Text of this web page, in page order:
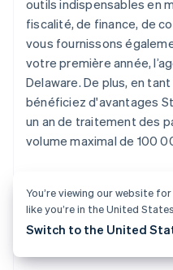
outils indispensables en
fiscalité, de finance, de
vous fournissons
votre première année,
Delaware. De plus, en
bénéficiez d'avantages
un an de traitement des
volume maximal de 100
votre nouvelle
démarrez
You’re viewing our website
like you’re in the United States.
Switch to the United